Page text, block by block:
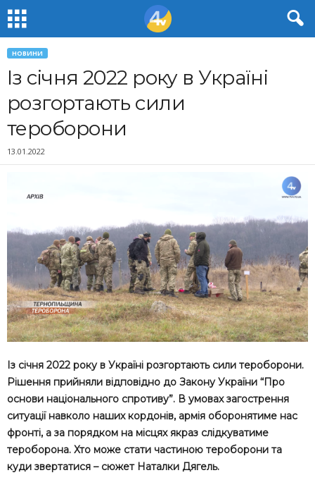
НОВИНИ
Із січня 2022 року в Україні
розгортають сили
тероборони
13.01.2022
Із січня 2022 року в Україні розгортають сили тероборони.
Рішення прийняли відповідно до Закону України “Про
основи національного спротиву”. В умовах загострення
ситуації навколо наших кордонів, армія оборонятиме нас
фронті, а за порядком на місцях якраз слідкуватиме
тероборона. Хто може стати частиною тероборони та
куди звертатися – сюжет Наталки Дягель.